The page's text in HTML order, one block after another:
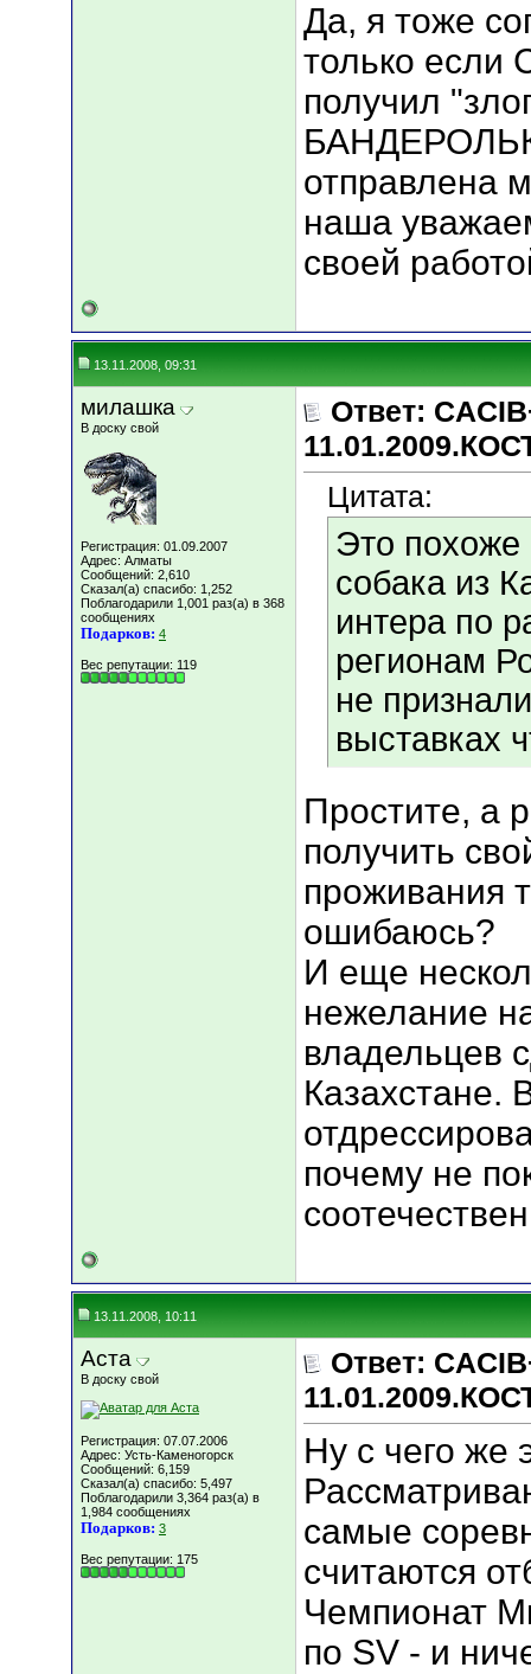
Да, я тоже
только если
получил
отправлена
наша
своей
13.11.2008, 09:31
милашка
В доску свой
Регистрация: 01.09.2007
Адрес: Алматы
Сообщений: 2,610
Сказал(а) спасибо: 1,252
Поблагодарили 1,001 раз(а) в 368
сообщениях
Подарков: 4
Вес репутации: 119
Ответ:
Цитата:
Это похоже
собака из
интера по
регионам
не
выставках
Простите, а
получить
проживания
ошибаюсь?
И еще
нежелание
владельцев
Казахстане.
почему не
13.11.2008, 10:11
Аста
В доску свой
Регистрация: 07.07.2006
Адрес: Усть-Каменогорск
Сообщений: 6,159
Сказал(а) спасибо: 5,497
Поблагодарили 3,364 раз(а) в
1,984 сообщениях
Подарков: 3
Вес репутации: 175
Ответ:
Ну с чего же
самые
считаются
Чемпионат
по SV - и